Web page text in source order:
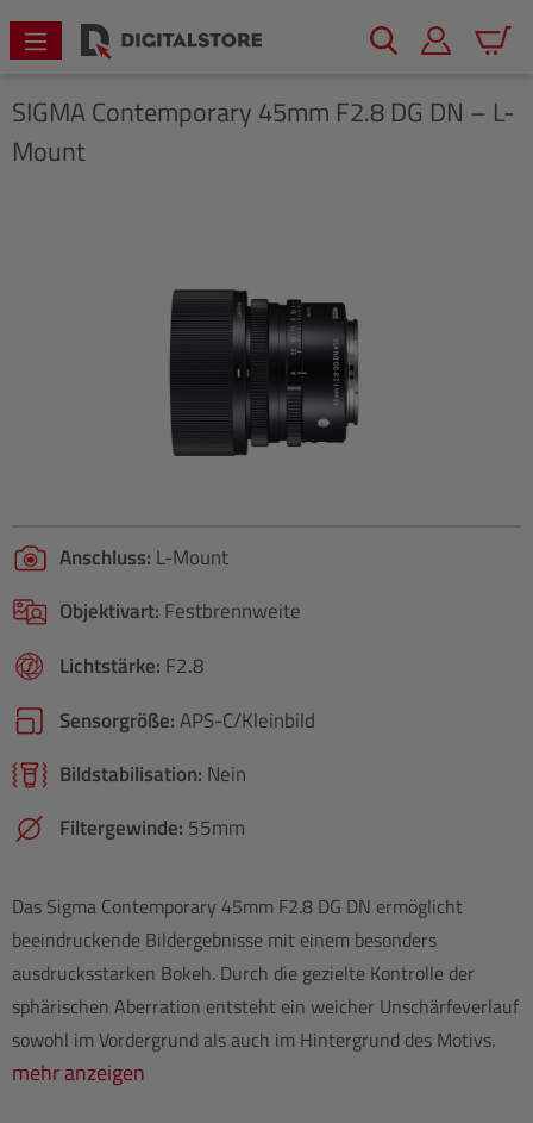
springen
SIGMAContemporary 45mm F2.8 DG DN – L-
Mount
Anschluss: L-Mount
Objektivart: Festbrennweite
Lichtstärke: F2.8
Sensorgröße:APS-C/​Kleinbild
Bildstabilisation: Nein
Filtergewinde: 55mm
Das Sigma Contemporary 45mm F2.8 DG DN ermöglicht
beeindruckende Bildergebnisse mit einem besonders
ausdrucksstarken Bokeh. Durch die gezielte Kontrolle der
sphärischen Aberration entsteht ein weicher Unschärfeverlauf
sowohl im Vordergrund als auch im Hintergrund des Motivs.
mehr anzeigen